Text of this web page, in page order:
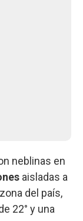
neblinas en
aisladas a
del país,
22° y una